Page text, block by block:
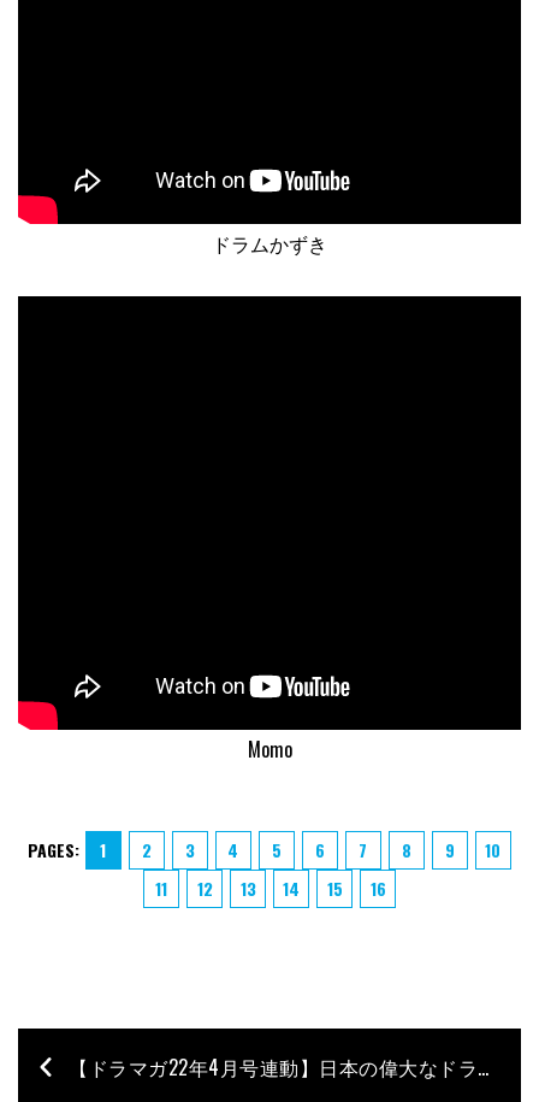
ドラムかずき
Momo
PAGES: 1 2 3 4 5 6 7 8 9
10
11
12 13 14 15 16
【ドラマガ22年4月号連動】日本の偉大なドラマー40 – 長谷川浩二’s Vote